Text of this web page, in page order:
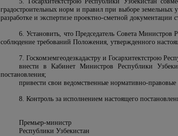
градостроительных норм и правил при выборе земельных
разработке и экспертизе проектно-сметной документации
6. Установить, что Председатель Совета Министров
соблюдение требований Положения, утвержденного
7. Госкомземгеодезкадастру и Госархитектстрою
внести в Кабинет Министров Республики
постановления;
привести свои ведомственные нормативно-
8. Контроль за исполнением настоящего
Премьер-министр
Республики Узбекистан Ш.